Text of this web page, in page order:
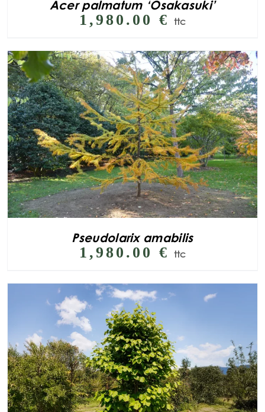
Acer palmatum ‘Osakasuki’
1,980.00 € ttc
Pseudolarix amabilis
1,980.00 € ttc